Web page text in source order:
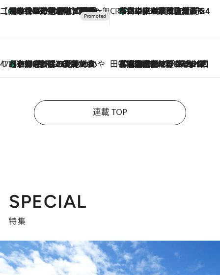
【CREA×星野リゾート】唯一無二。癒しと発見が待つ場所へ
2026.8.7
【トンボの足水浴】ヒノキの香りに包まれて涼感マックス！約13℃の湧水かけ流しを避暑地「星野温泉 トンボの湯」で体験 CREA'S CHOICE
2026.8.7
「立川にも歌舞伎があるんだよ」 片岡仁左衛門・市川中車ら豪華座組みで4年目の立川立飛歌舞伎へ
47都道府県の手みやげ ひんやりスイーツで夏を満喫
2026.8.7
【京都府】この夏絶対食べたい 冷やしておいしいおやつ3選 ひと口目から心を掴む新緑のテリーヌ 田中稲の勝手に再ブーム
2026.8.7
「湘南乃風に憧れて」観客大盛上がりの“タオル回し”に、ラッパー顔負けの高速歌唱まで…さだまさし（74）のアグレッシブすぎる現在地
連載 TOP
SPECIAL
特集